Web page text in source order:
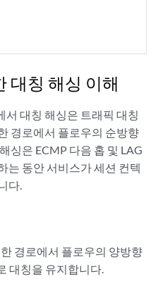
대칭 해싱 이해
대칭 해싱은 트래픽 대칭
경로에서 플로우의 순방향
싱은 ECMP 다음 홉 및 LAG
는 동안 서비스가 세션 컨텍
다.
경로에서 플로우의 양방향
대칭을 유지합니다.